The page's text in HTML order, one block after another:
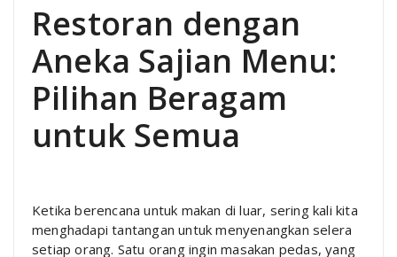
Restoran dengan
Aneka Sajian Menu:
Pilihan Beragam
untuk Semua
Ketika berencana untuk makan di luar, sering kali kita
menghadapi tantangan untuk menyenangkan selera
setiap orang. Satu orang ingin masakan pedas, yang